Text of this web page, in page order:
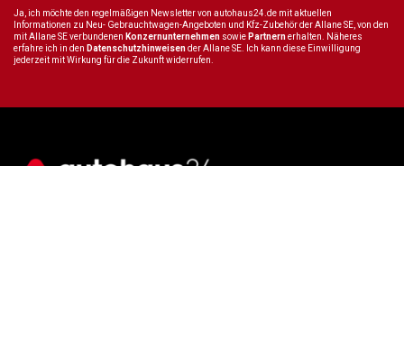
Ja, ich möchte den regelmäßigen Newsletter von autohaus24.de mit aktuellen
Informationen zu Neu- Gebrauchtwagen-Angeboten und Kfz-Zubehör der Allane SE, von den
mit Allane SE verbundenen Konzernunternehmen sowie Partnernerhalten. Näheres
erfahre ich in den Datenschutzhinweisender Allane SE. Ich kann diese Einwilligung
jederzeit mit Wirkung für die Zukunft widerrufen.